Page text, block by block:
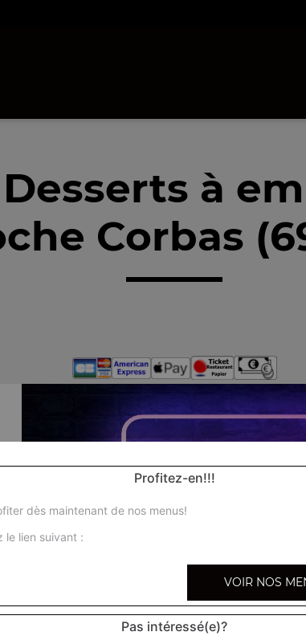
à
Corbas
Profitez-en!!!
dès maintenant de nos menus!
le lien suivant :
VOIR NOS
Pas intéressé(e)?